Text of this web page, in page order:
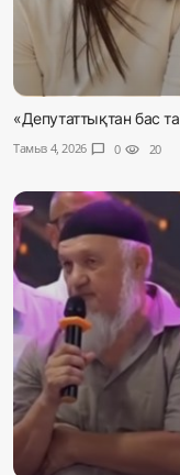
«Депутаттықтан бас
Тамыз 4, 2026 chat_bubble 0 visibility 20